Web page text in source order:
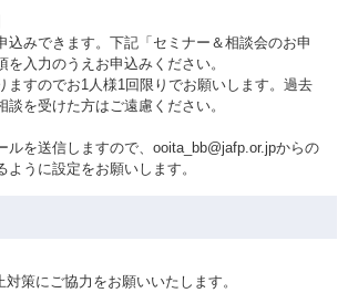
込みできます。下記「セミナー＆相談会のお申
を入力のうえお申込みください。
ますのでお1人様1回限りでお願いします。過去
談を受けた方はご遠慮ください。
を送信しますので、ooita_bb@jafp.or.jpからの
ように設定をお願いします。
策にご協力をお願いいたします。